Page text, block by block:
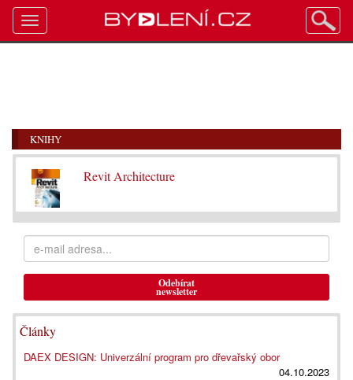
KNIHY
Revit Architecture
Odebírat
newsletter
Články
DAEX DESIGN: Univerzální program pro dřevařský obor
04.10.2023
Toggle
navigation